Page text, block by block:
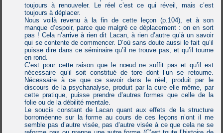
toujours à renouveler. Le réel c’est ce qui réveil, mais c’est
toujours à déplacer.
Nous voilà revenu à la fin de cette leçon (p.104), et à son
manque d’espoir, parce que malgré ce déplacement : on en sort
pas ! Cela n’arrive à rien dit Lacan, à rien d’autre qu’à un savoir
qui se contente de commencer. D’où sans doute aussi le fait qu’il
puisse dire dans ce séminaire qu’il ne trouve pas, et qu’il tourne
en rond.
C’est pour cette raison que le nœud ne suffit pas et qu’il est
nécessaire qu’il soit constitué de tore dont l’un se retourne.
Nécessaire à ce que ce savoir dans le réel, produit par le
discours de la psychanalyse, produit par la cure elle même, par
cette pratique, puisse prendre d’autres formes que celle de la
folie ou de la débilité mentale.
Le soucis constant de Lacan quant aux effets de la structure
borroméenne sur la forme au cours de ces leçons n’ont il me
semble pas d’autre visée, pas d’autre visée à ce que cela ne se